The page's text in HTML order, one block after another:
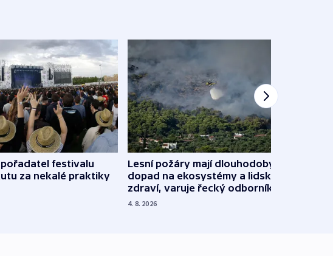
pořadatel festivalu
za nekalé praktiky
Lesní požáry mají dlouhodobý
dopad na ekosystémy a lidské
zdraví, varuje řecký odborník
4. 8. 2026